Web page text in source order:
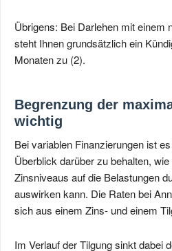
Übrigens: Bei Darlehen mit einem
steht Ihnen grundsätzlich ein
Monaten zu (2).
Begrenzung der
wichtig
Bei variablen Finanzierungen ist
Überblick darüber zu behalten,
Zinsniveaus auf die Belastungen
auswirken kann. Die Raten bei
sich aus einem Zins- und einem
Im Verlauf der Tilgung sinkt dabei